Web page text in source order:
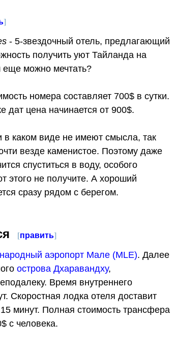
]
- 5-звездочный отель, предлагающий
получить уют Тайланда на
можно мечтать?
номера составляет 700$ в сутки.
дат цена начинается от 900$.
в каком виде не имеют смысла, так
везде каменистое. Поэтому даже
спуститься в воду, особого
этого не получите. А хороший
сразу рядом с берегом.
[править]
аэропорт Мале (MLE). Далее
острова Дхаравандху,
Время внутреннего
Скоростная лодка отеля доставит
минут. Полная стоимость трансфера
с человека.